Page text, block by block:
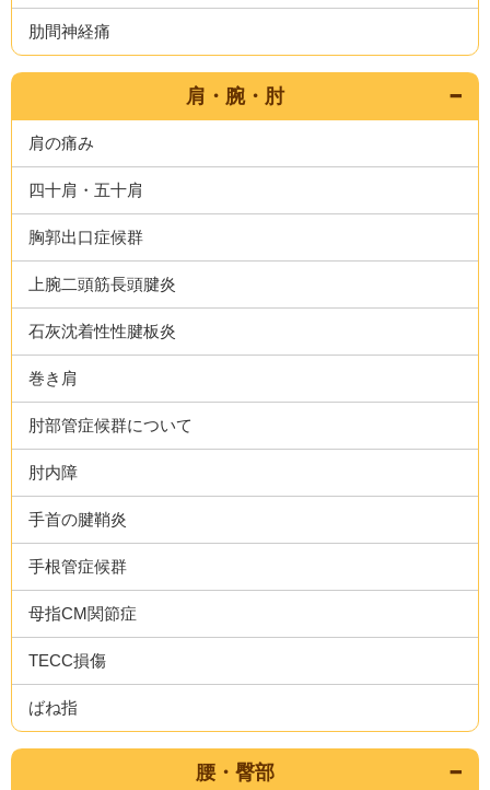
肋間神経痛
肩・腕・肘
肩の痛み
四十肩・五十肩
胸郭出口症候群
上腕二頭筋長頭腱炎
石灰沈着性性腱板炎
巻き肩
肘部管症候群について
肘内障
手首の腱鞘炎
手根管症候群
母指CM関節症
TECC損傷
ばね指
腰・臀部